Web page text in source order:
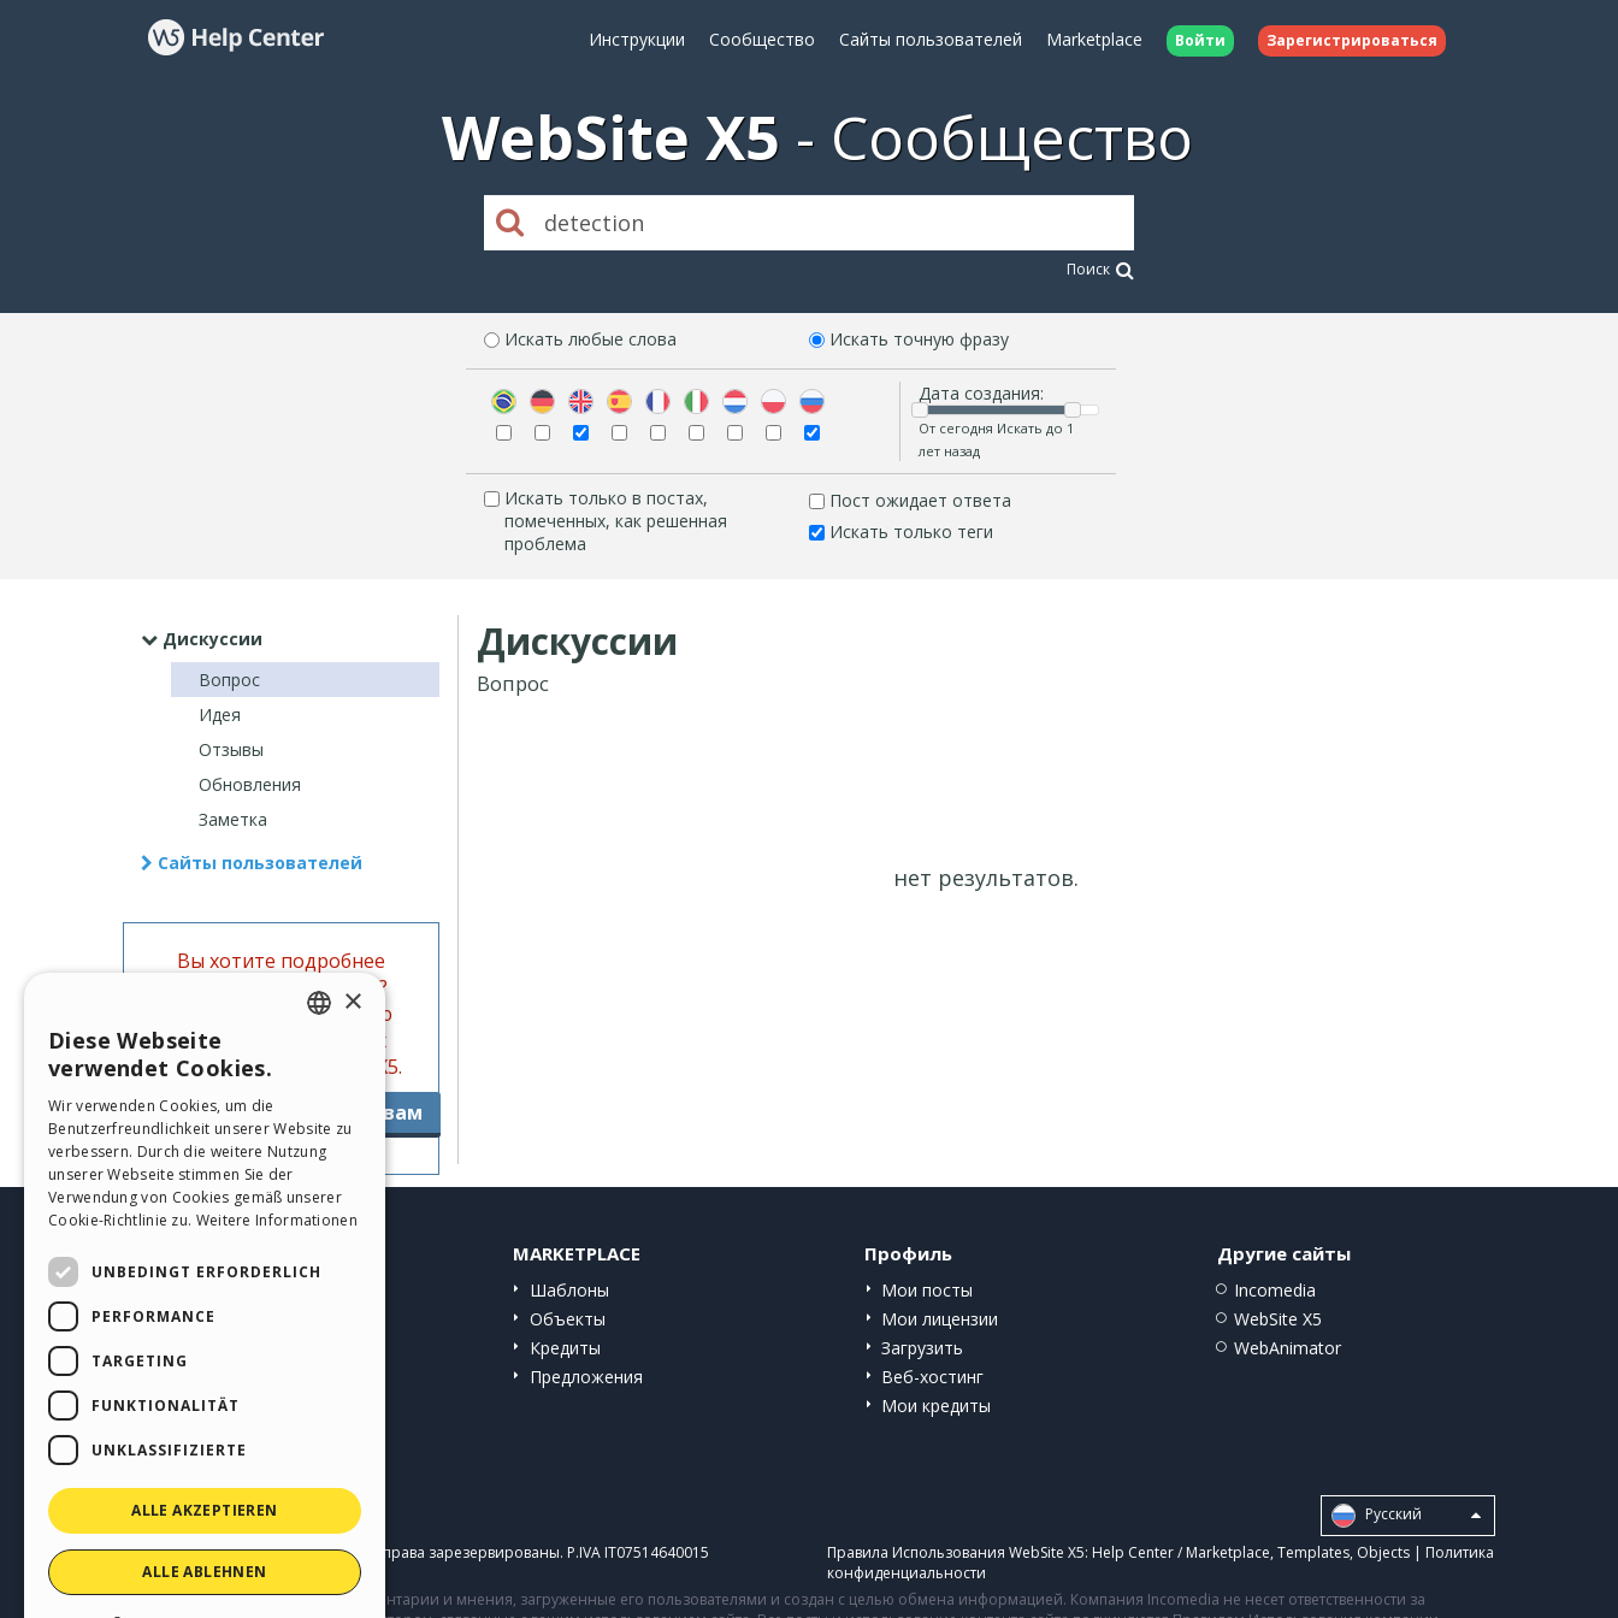
Инструкции Сообщество Сайты пользователей Marketplace Войти Зарегистрироваться
WebSite X5 Сообщество
Поиск
Искать любые слова Искать точную фразу
Дата создания:
От сегодня Искать до 1
лет назад
Искать только в постах,
помеченных, как решенная
проблема
Пост ожидает ответа
Искать только теги
Дискуссии
Вопрос
Идея
Отзывы
Обновления
Заметка
Сайты пользователей
Вы хотите подробнее
изучить данную тему?
Поищите информацию
также в официальных
руководствах WebSite X5.
Перейти к руководствам
Дискуссии
Вопрос
нет результатов.
Сообщество
MARKETPLACE
Шаблоны
Объекты
Кредиты
Предложения
Профиль
Мои посты
Мои лицензии
Загрузить
Веб-хостинг
Мои кредиты
Другие сайты
Incomedia
WebSite X5
WebAnimator
Pусский
Copyright © 2026Incomedia s.r.l.Все права зарезервированы. P.IVA IT07514640015 Правила Использования WebSite X5: Help Center / Marketplace, Templates, Objects | Политика
конфиденциальности
Сайт содержит информацию, комментарии и мнения, загруженные его пользователями и создан с целью обмена информацией. Компания Incomedia не несет ответственности за
GERMAN
SPANISH
PORTUGUESE
×
Diese Webseite
verwendet Cookies.
Wir verwenden Cookies, um die
Benutzerfreundlichkeit unserer Website zu
verbessern. Durch die weitere Nutzung
unserer Webseite stimmen Sie der
Verwendung von Cookies gemäß unserer
Cookie-Richtlinie zu. Weitere Informationen
UNBEDINGT ERFORDERLICH
PERFORMANCE
TARGETING
FUNKTIONALITÄT
UNKLASSIFIZIERTE
ALLE AKZEPTIEREN
ALLE ABLEHNEN